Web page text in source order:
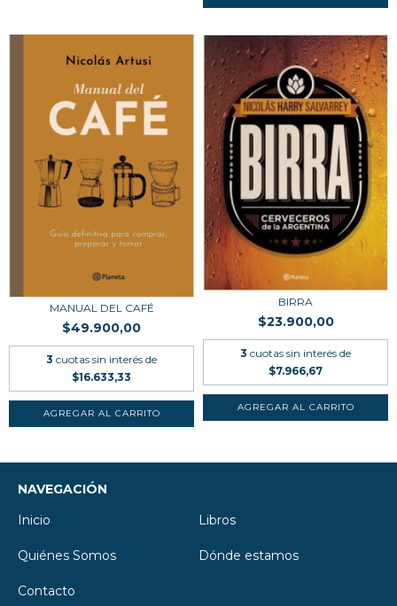
MANUAL DEL CAFÉ
$49.900,00
3 cuotas sin interés de
$16.633,33
BIRRA
$23.900,00
3 cuotas sin interés de
$7.966,67
NAVEGACIÓN
Inicio
Libros
Quiénes Somos Dónde estamos
Contacto